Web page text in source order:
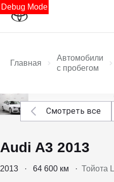
Debug Mode
Главная
Автомобили
с пробегом
Смотреть все
Audi A3 2013
2013 · 64 600 км · Тойота